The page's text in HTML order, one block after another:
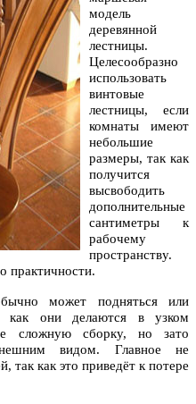
модель
деревянной
лестницы.
Целесообразно
использовать
винтовые
лестницы, если
комнаты имеют
небольшие
размеры, так как
получится
высвободить
дополнительные
сантиметры к
рабочему
пространству.
практичности.
может подняться или
как они делаются в узком
сложную сборку, но зато
видом. Главное не
так как это приведёт к потере